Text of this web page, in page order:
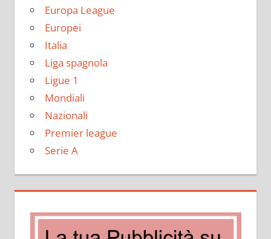
Europa League
Europei
Italia
Liga spagnola
Ligue 1
Mondiali
Nazionali
Premier league
Serie A